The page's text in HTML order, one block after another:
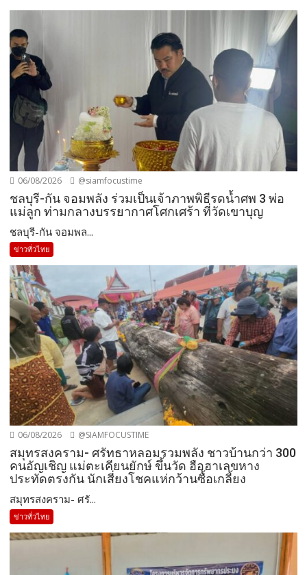
06/08/2026 @siamfocustime
ชลบุรี-กัน จอมพลัง ร่วมเป็นเจ้าภาพพิธีรดน้ำศพ 3 พ่อ
แม่ลูก ท่ามกลางบรรยากาศโศกเศร้า ที่วัดเขาบุญ
ชลบุรี-กัน จอมพล...
ข่าวทั่วไทย
06/08/2026 @SIAMFOCUSTIME
สมุทรสงคราม- ศรัทธาหลอมรวมพลัง ชาวบ้านกว่า 300
คนอัญเชิญ แม่ตะเคียนยักษ์ ขึ้นวัด ฮือฮาเลขหาง
ประทัดตรงกัน นักเสี่ยงโชคแห่กว้านซื้อเกลี้ยง
สมุทรสงคราม- ศรั...
ข่าวทั่วไทย